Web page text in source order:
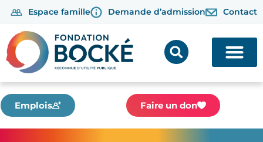
Espace famille Demande d’admission Contact
Emplois Faire un don